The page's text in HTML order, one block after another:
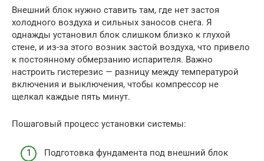
Внешний блок нужно ставить там, где нет застоя
холодного воздуха и сильных заносов снега. Я
однажды установил блок слишком близко к глухой
стене, и из-за этого возник застой воздуха, что привело
к постоянному обмерзанию испарителя. Важно
настроить гистерезис — разницу между температурой
включения и выключения, чтобы компрессор не
щелкал каждые пять минут.
Пошаговый процесс установки системы:
Подготовка фундамента под внешний блок